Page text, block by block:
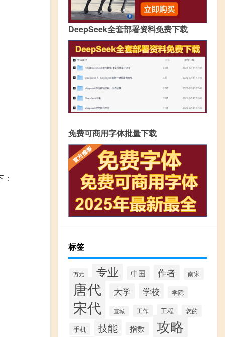
DeepSeek全套部署资料免费下载
免费可商用字体批量下载
标签
万元 专业 中国 作者 南宋
唐代 大学 学校 学院
宋代 宣城 工作 工程 您的
手机 技能 指数 攻略